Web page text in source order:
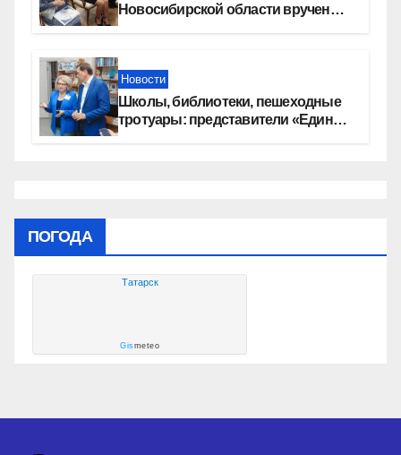
Новосибирской области вручены
Новости
Школы, библиотеки, пешеходные
тротуары: представители «Единой
ПОГОДА
Татарск
Gismeteo